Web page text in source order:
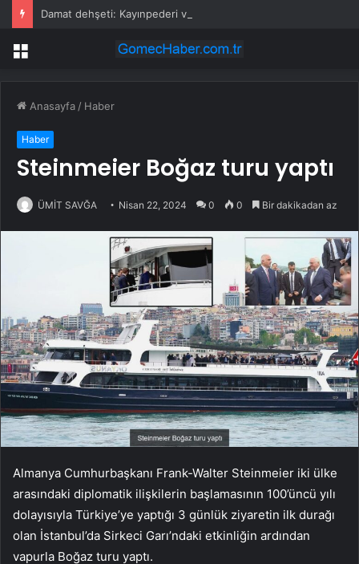
Damat dehşeti: Kayınpederi ve kayınvalidesini öldürdü
Menü
Anasayfa / Haber
Haber
Steinmeier Boğaz turu yaptı
ÜMİT SAVĞA Nisan 22, 2024 0 0 Bir dakikadan az
Almanya Cumhurbaşkanı Frank-Walter Steinmeier iki ülke
arasındaki diplomatik ilişkilerin başlamasının 100’üncü yılı
dolayısıyla Türkiye’ye yaptığı 3 günlük ziyaretin ilk durağı
olan İstanbul’da Sirkeci Garı’ndaki etkinliğin ardından
vapurla Boğaz turu yaptı.